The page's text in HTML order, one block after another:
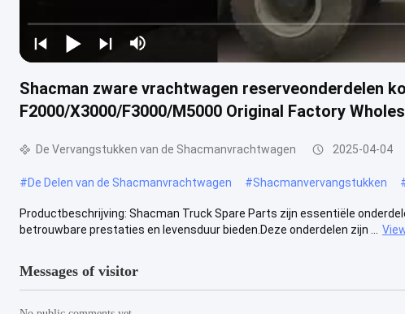
Shacman zware vrachtwagen reserveonderdelen
F2000/X3000/F3000/M5000 Original Factory
De Vervangstukken van de Shacmanvrachtwagen 2025-04-04
#De Delen van de Shacmanvrachtwagen #Shacmanvervangstukken
Productbeschrijving: Shacman Truck Spare Parts zijn essentiële
betrouwbare prestaties en levensduur bieden.Deze onderdelen zijn ...
Messages of visitor